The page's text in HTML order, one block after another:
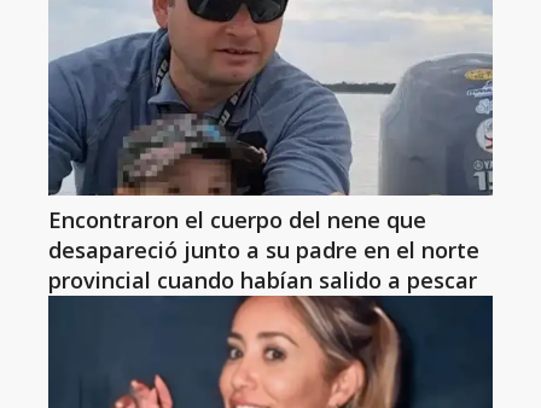
Encontraron el cuerpo del nene que
desapareció junto a su padre en el norte
provincial cuando habían salido a pescar